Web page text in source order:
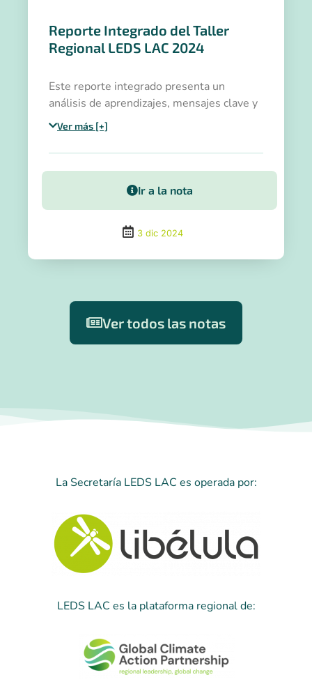
Reporte Integrado del Taller
Regional LEDS LAC 2024
Este reporte integrado presenta un
análisis de aprendizajes, mensajes clave y
avances hacia la COP30 y oportunidades
identificadas.
Ver más [+]
Ir a la nota
3 dic 2024
Ver todos las notas
La Secretaría LEDS LAC es operada por:
LEDS LAC es la plataforma regional de: